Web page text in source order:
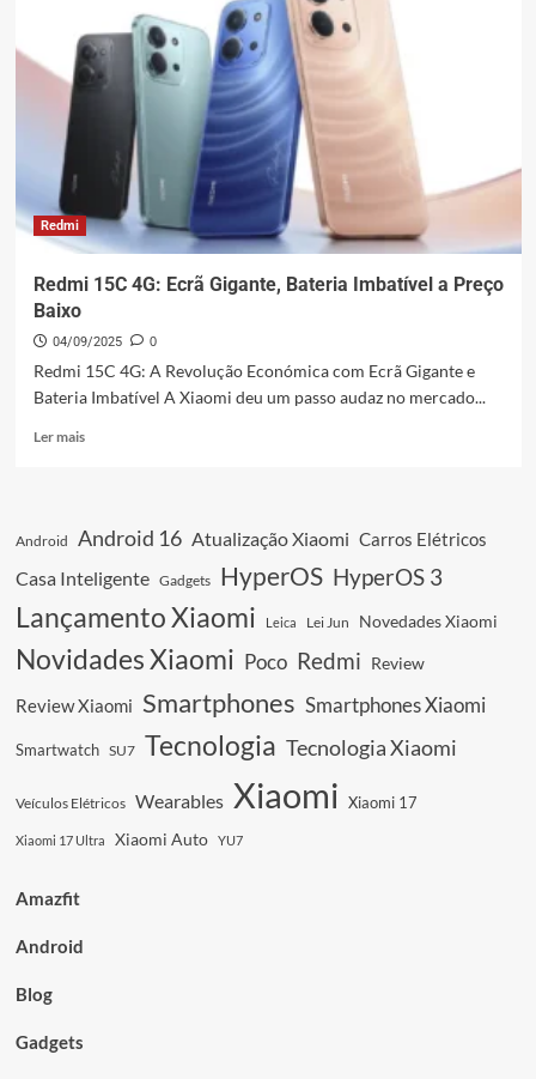
Redmi
Redmi 15C 4G: Ecrã Gigante, Bateria Imbatível a Preço
Baixo
04/09/2025 0
Redmi 15C 4G: A Revolução Económica com Ecrã Gigante e
Bateria Imbatível A Xiaomi deu um passo audaz no mercado...
Ler maisLeia
4G:
Ecrã
Gigante,
Bateria
a
Baixo
Android Android 16 Atualização Xiaomi Carros Elétricos
Casa Inteligente Gadgets HyperOS HyperOS 3
Lançamento Xiaomi Leica Lei Jun Novedades Xiaomi
Novidades Xiaomi Poco Redmi Review
Review Xiaomi Smartphones Smartphones Xiaomi
Smartwatch SU7 Tecnologia Tecnologia Xiaomi
Veículos Elétricos Wearables Xiaomi Xiaomi 17
Xiaomi 17 Ultra Xiaomi Auto YU7
Amazfit
Android
Blog
Gadgets